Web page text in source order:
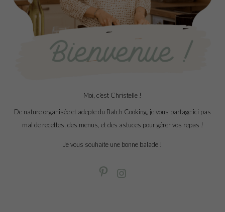
Moi, c'est Christelle !
De nature organisée et adepte du Batch Cooking, je vous partage ici pas
mal de recettes, des menus, et des astuces pour gérer vos repas !
Je vous souhaite une bonne balade !